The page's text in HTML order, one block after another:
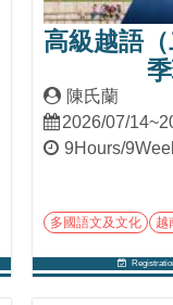
高級越語
季
陳氏蘭
2026/07/
9Hours/
多國語文及文化 越